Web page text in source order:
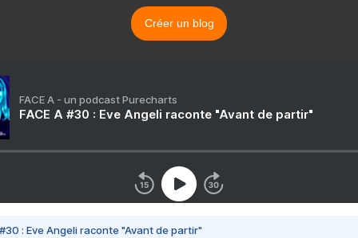
Créer un blog
FACE A - un podcast Purecharts
FACE A #30 : Eve Angeli raconte "Avant de partir"
#30 : Eve Angeli raconte "Avant de partir"